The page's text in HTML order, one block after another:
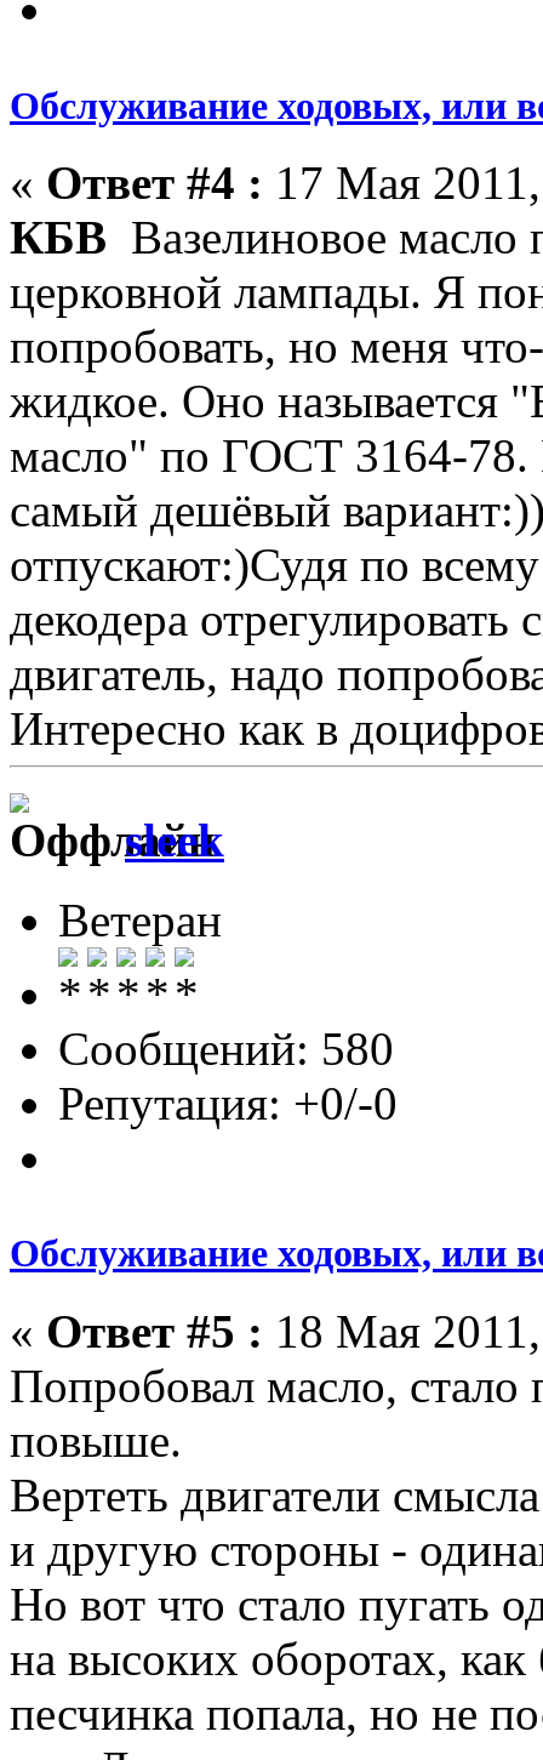
Обслуживание ходовых, или
« Ответ #4 : 17 Мая
КБВ Вазелиновое масло
церковной лампады. Я
попробовать, но меня
жидкое. Оно называется
масло" по ГОСТ 3164-78.
самый дешёвый
отпускают:)Судя по
декодера отрегулировать
двигатель, надо
Интересно как в
sleek
Ветеран
Сообщений: 580
Репутация: +0/-0
Обслуживание ходовых, или
« Ответ #5 : 18 Мая
Попробовал масло, стало
повыше.
Вертеть двигатели
и другую стороны -
Но вот что стало пугать
на высоких оборотах,
песчинка попала, но не